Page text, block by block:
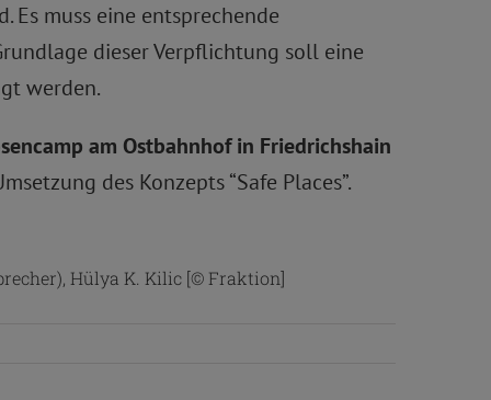
muss eine entsprechende
dieser Verpflichtung soll eine
werden.
am Ostbahnhof in Friedrichshain
des Konzepts “Safe Places”.
Hülya K. Kilic [© Fraktion]